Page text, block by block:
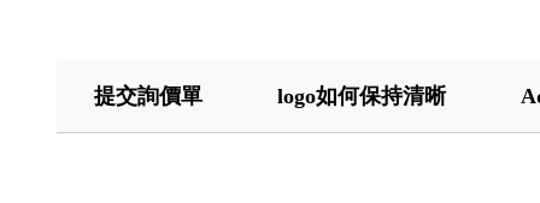
提交詢價單 logo如何保持清晰